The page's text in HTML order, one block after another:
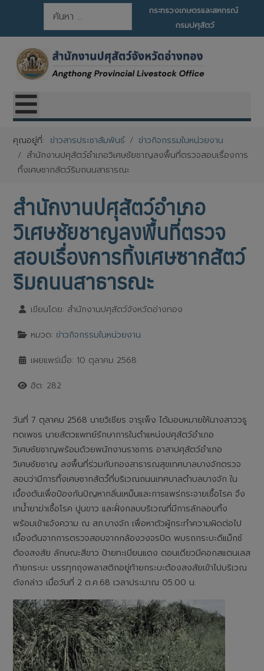
การค้นหา
กระทรวงเกษตรและสหกรณ์
กรมปศุสัตว์
คุณอยู่ที่: ข่าวสารประชาสัมพันธ์
ข่าวกิจกรรมในหน่วยงาน
สำนักงานปศุสัตว์อำเภอวิเศษชัยชาญลงพื้นที่ตรวจสอบเรื่องการ
ทิ้งเศษซากสัตว์ริมถนนสาธารณะ
สำนักงานปศุสัตว์อำเภอ
วิเศษชัยชาญลงพื้นที่ตรวจ
สอบเรื่องการทิ้งเศษซากสัตว์
ริมถนนสาธารณะ
เขียนโดย: สำนักงานปศุสัตว์จังหวัดอ่างทอง
หมวด: ข่าวกิจกรรมในหน่วยงาน
เผยแพร่เมื่อ: 10 ตุลาคม 2568
ฮิต: 282
วันที่ 7 ตุลาคม 2568 นายวิเชียร จารุเพ็ง ได้มอบหมายให้นางสาววธู
ทดเพชร นายสัตวแพทย์รักษาการในตำแหน่งปศุสัตว์อำเภอ
วิเศษชัยชาญพร้อมด้วยพนักงานราชการ อาสาปศุสัตว์อำเภอ
วิเศษชัยชาญ ลงพื้นที่ร่วมกับกองสาธารณสุขเทศบาลบางจักตรวจ
สอบว่ามีการทิ้งเศษซากสัตว์์ที่บริเวณถนนเทศบาลตำบลบางจัก ใน
เบื้องต้นเพื่อป้องกันปัญหากลิ่นเหม็นและการแพร่กระจายเชื้อโรค จึง
เทน้ำยาฆ่าเชื้อโรค ปูนขาว และฝั่งกลบบริเวณที่มีการลักลอบทิ้ง
พร้อมเข้าแจ้งความ ณ สภ.บางจัก เพื่อหาตัวผู้กระทำความผิดต่อไป
เบื้องต้นจากการตรวจสอบจากกล้องวงจรปิด พบรถกระบะดีแม็กซ์
ต้องสงสัย ลักษณะสีขาว ป้ายทะเบียนแดง ตอนเดียวมีคอกสแตนเลส
ท้ายกระบะ บรรทุกถุงพลาสติกอยู่ท้ายกระบะต้องสงสัยเข้าไปบริเวณ
ดังกล่าว เมื่อวันที่ 2 ต.ค.68 เวลาประมาณ 05.00 น.